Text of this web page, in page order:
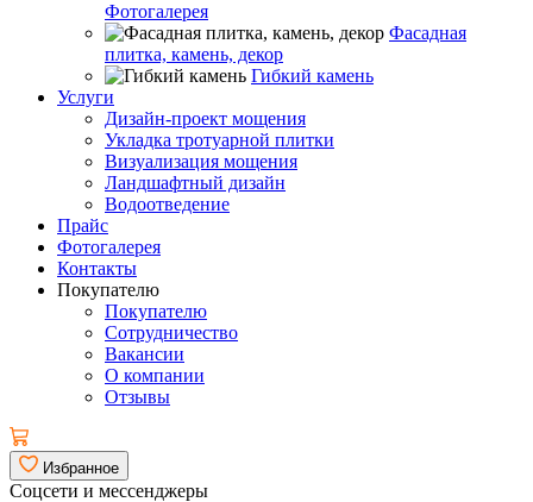
Фотогалерея
Фасадная
плитка, камень, декор
Гибкий камень
Услуги
Дизайн-проект мощения
Укладка тротуарной плитки
Визуализация мощения
Ландшафтный дизайн
Водоотведение
Прайс
Фотогалерея
Контакты
Покупателю
Покупателю
Сотрудничество
Вакансии
О компании
Отзывы
Избранное
Соцсети и мессенджеры